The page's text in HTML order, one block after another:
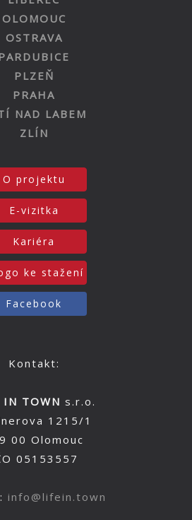
OLOMOUC
OSTRAVA
PLZEŇ
PRAHA
NAD LABEM
ZLÍN
O projektu
E-vizitka
Kariéra
ke stažení
Facebook
Kontakt:
IN TOWN s.r.o.
1215/1
00 Olomouc
05153557
info@lifein.town